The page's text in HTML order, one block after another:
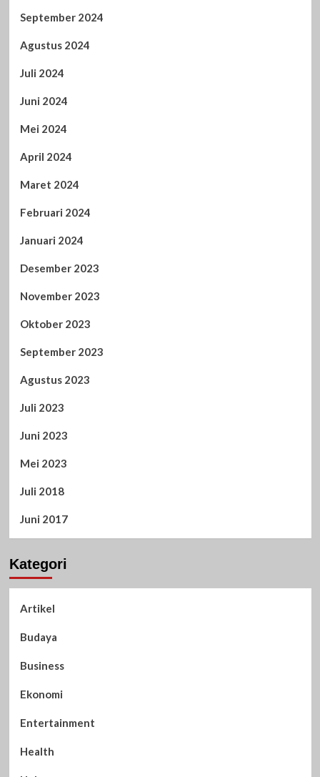
September 2024
Agustus 2024
Juli 2024
Juni 2024
Mei 2024
April 2024
Maret 2024
Februari 2024
Januari 2024
Desember 2023
November 2023
Oktober 2023
September 2023
Agustus 2023
Juli 2023
Juni 2023
Mei 2023
Juli 2018
Juni 2017
Kategori
Artikel
Budaya
Business
Ekonomi
Entertainment
Health